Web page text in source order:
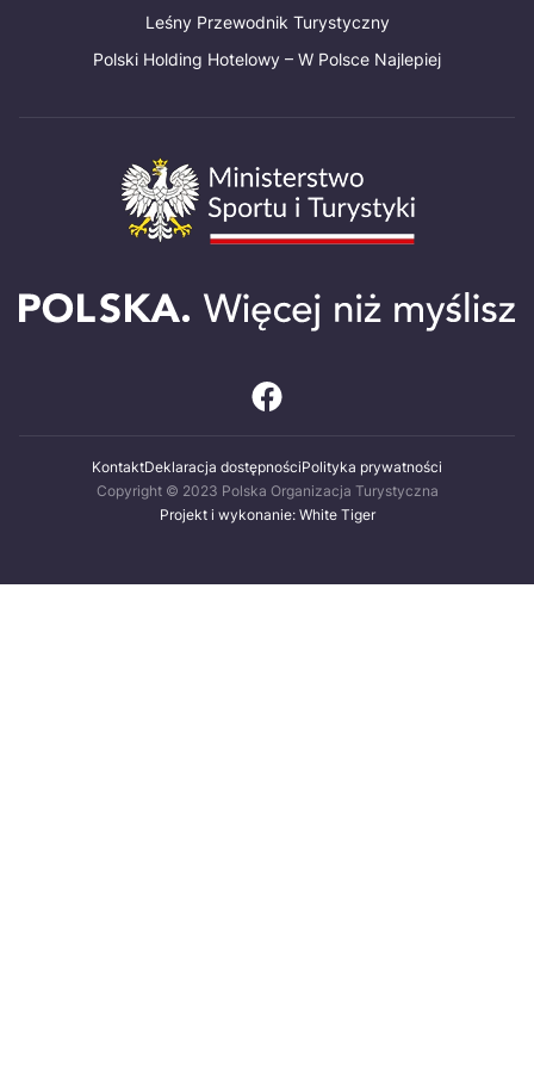
Leśny Przewodnik Turystyczny
Polski Holding Hotelowy – W Polsce Najlepiej
KontaktDeklaracja dostępnościPolityka prywatności
Copyright © 2023 Polska Organizacja Turystyczna
Projekt i wykonanie: White Tiger